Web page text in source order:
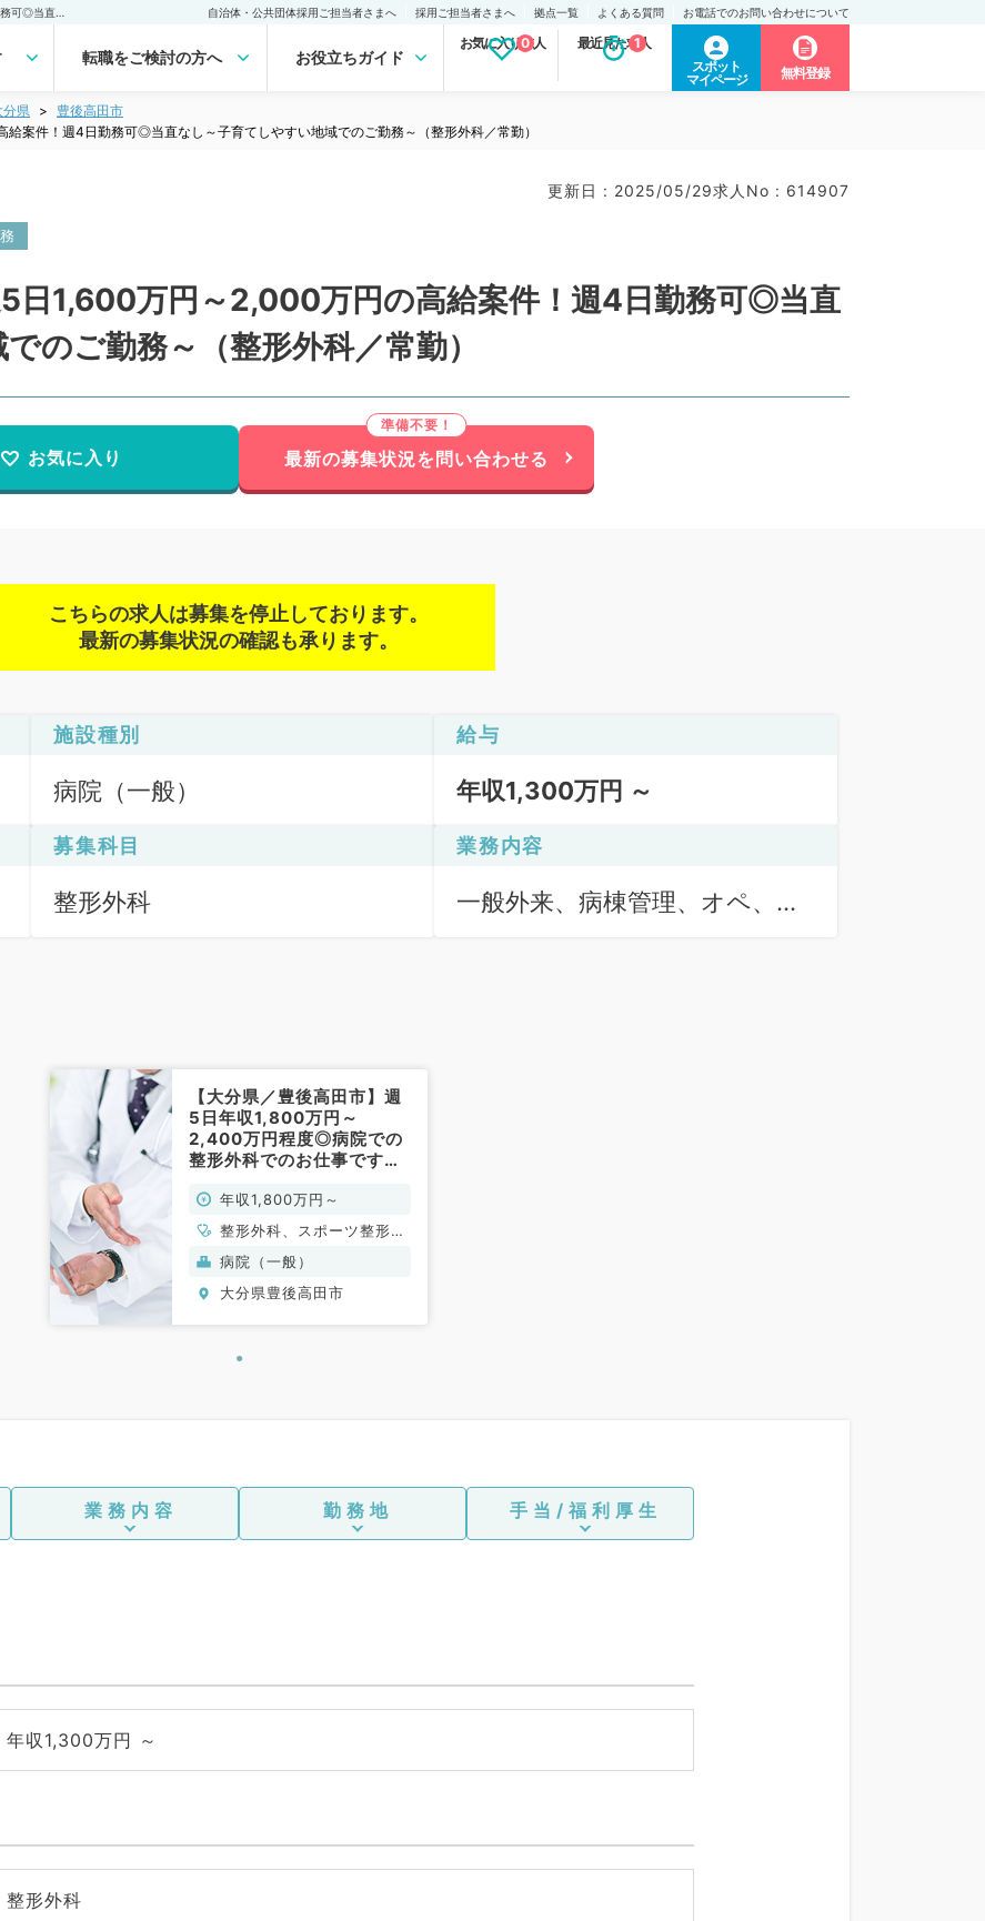
自治体・公共団体採用ご担当者さまへ 採用ご担当者さまへ 拠点一覧 よくある質問 お電話でのお問い合わせについて
転職をご検討の方へ お役立ちガイド
お気に入り求人
0 最近見た求人
1
スポット
マイページ
無料登録
分県
豊後高田市
案件！週4日勤務可◎当直なし～子育てしやすい地域でのご勤務～（整形外科／常勤）
更新日 : 2025/05/29求人No : 614907
5日1,600万円～2,000万円の高給案件！週4日勤務可◎当直
のご勤務～（整形外科／常勤）
お気に入り 最新の募集状況を問い合わせる
こちらの求人は募集を停止しております。
最新の募集状況の確認も承ります。
施設種別
病院（一般）
給与
年収1,300万円 ～
募集科目
整形外科
業務内容
一般外来、病棟管理、オペ、リ
【大分県／豊後高田市】週
5日年収1,800万円～
2,400万円程度◎病院での
整形外科でのお仕事です
年収1,800万円～
整形外科、スポーツ整形外
科
病院（一般）
大分県豊後高田市
業務内容 勤務地 手当/福利厚生
年収1,300万円 ～
整形外科